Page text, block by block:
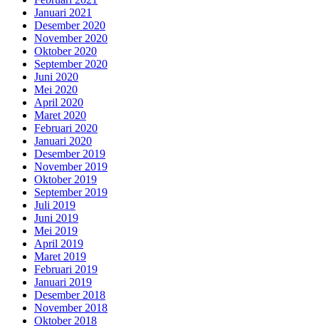
Januari 2021
Desember 2020
November 2020
Oktober 2020
September 2020
Juni 2020
Mei 2020
April 2020
Maret 2020
Februari 2020
Januari 2020
Desember 2019
November 2019
Oktober 2019
September 2019
Juli 2019
Juni 2019
Mei 2019
April 2019
Maret 2019
Februari 2019
Januari 2019
Desember 2018
November 2018
Oktober 2018